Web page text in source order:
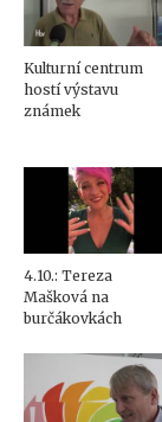
Kulturní centrum
hostí výstavu
známek
4.10.: Tereza
Mašková na
burčákovkách